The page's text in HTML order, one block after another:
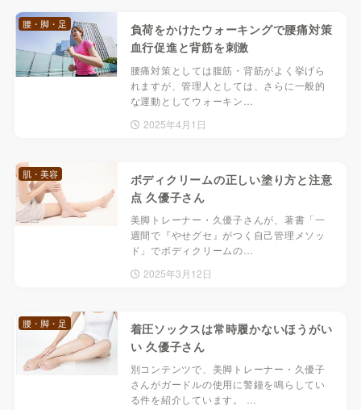
負荷をかけたウォーキングで腰痛対策
血行促進と背筋を刺激
腰痛対策としては腹筋・背筋がよく挙げら
れますが、管理人としては、さらに一般的
な運動としてウォーキン…
2025年4月1日
腰・脚・足
ボディクリームの正しい塗り方と注意
点 久優子さん
美脚トレーナー・久優子さんが、著書「一
週間で『やせグセ』がつく自己管理メソッ
ド」でボディクリームの…
2025年3月12日
肌・美容
着圧ソックスは常時履かないほうがい
い 久優子さん
別コンテンツで、美脚トレーナー・久優子
さんがガードルの使用に警鐘を鳴らしてい
る件を紹介しています。 …
腰・脚・足